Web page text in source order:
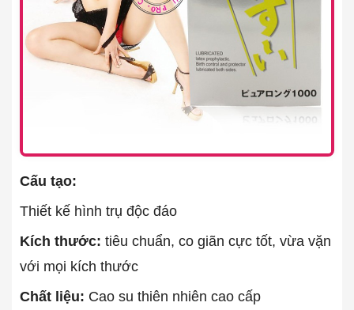
Cấu tạo:
Thiết kế hình trụ độc đáo
Kích thước: tiêu chuẩn, co giãn cực tốt, vừa vặn
với mọi kích thước
Chất liệu: Cao su thiên nhiên cao cấp